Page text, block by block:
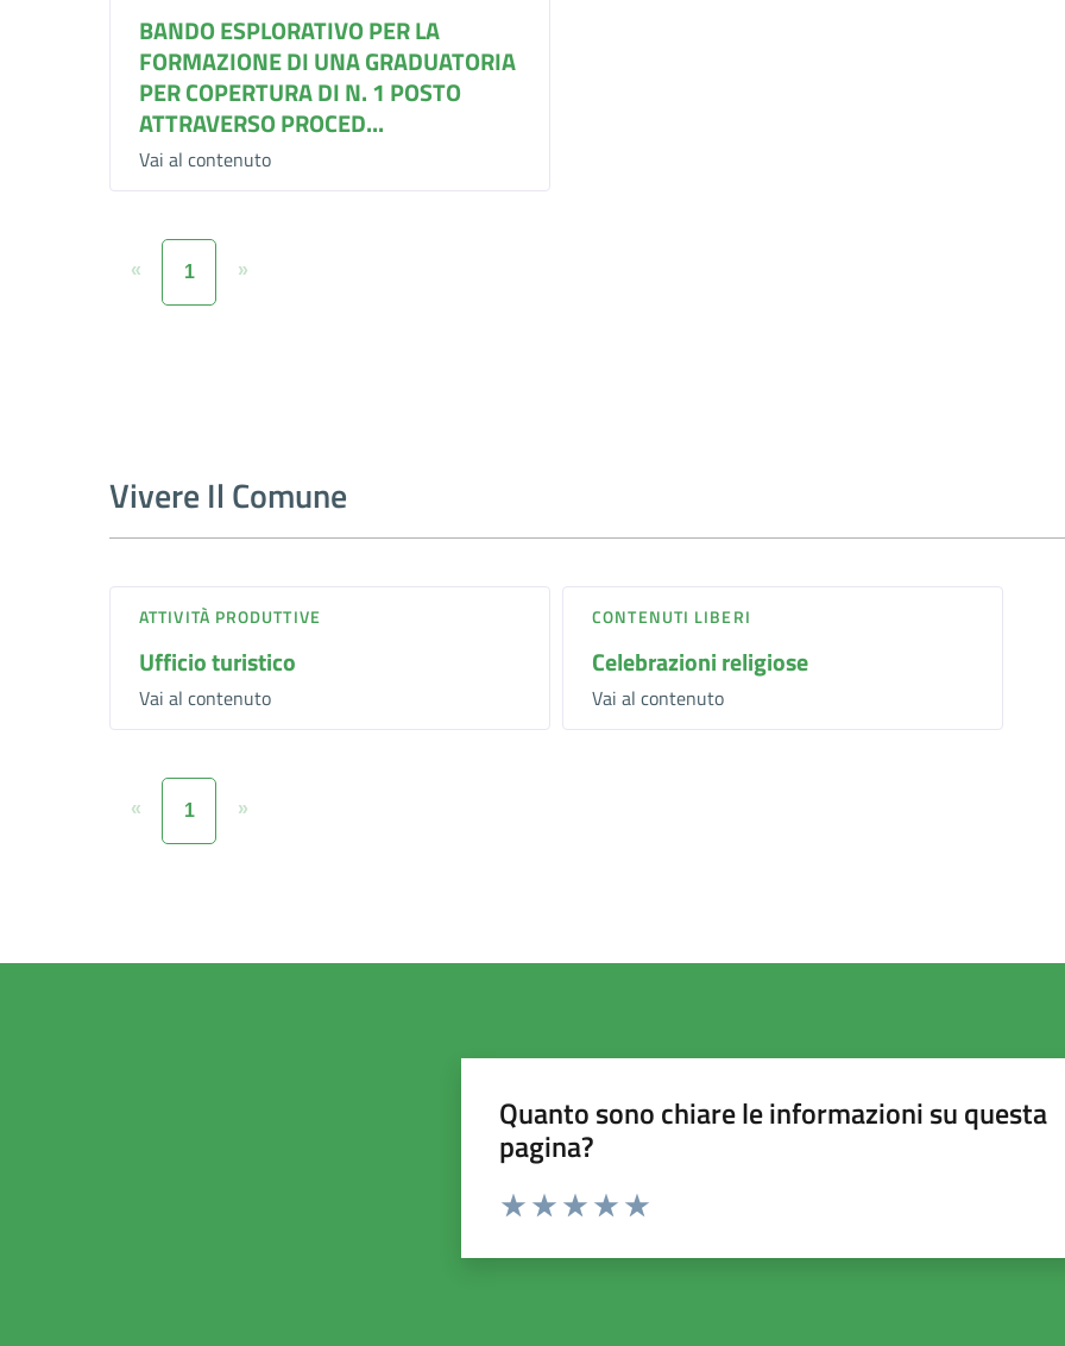
BANDO ESPLORATIVO PER LA
FORMAZIONE DI UNA GRADUATORIA
PER COPERTURA DI N. 1 POSTO
ATTRAVERSO PROCED...
Vai al contenuto
« 1 »
Vivere Il Comune
ATTIVITÀ PRODUTTIVE
Ufficio turistico
Vai al contenuto
CONTENUTI LIBERI
Celebrazioni religiose
Vai al contenuto
« 1 »
Quanto sono chiare le informazioni su questa
pagina?
Valuta da 1 a 5 stelle la pagina